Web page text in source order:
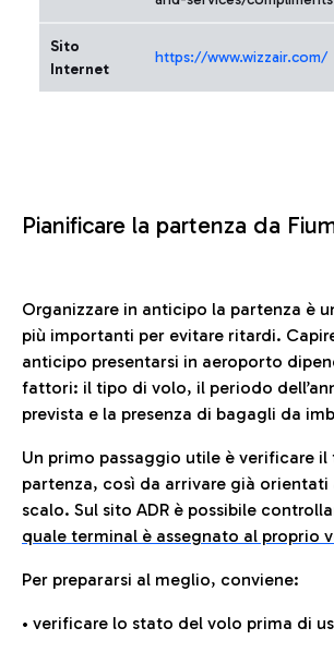
Sito
Internet
https://www.wizzair.com/
Pianificare la partenza da
Organizzare in anticipo la partenza è
più importanti per evitare ritardi.
anticipo presentarsi in aeroporto
fattori: il tipo di volo, il periodo
prevista e la presenza di bagagli da
Un primo passaggio utile è verificare il
partenza, così da arrivare già orientati
scalo. Sul sito ADR è possibile
quale terminal è assegnato al proprio
Per prepararsi al meglio, conviene:
• verificare lo stato del volo prima di